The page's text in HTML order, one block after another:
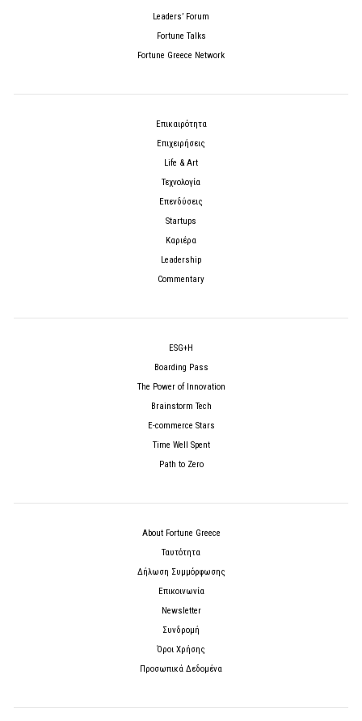
Leaders’ Forum
Fortune Talks
Fortune Greece Network
Επικαιρότητα
Επιχειρήσεις
Life & Art
Τεχνολογία
Επενδύσεις
Startups
Καριέρα
Leadership
Commentary
ESG+H
Boarding Pass
The Power of Innovation
Brainstorm Tech
E-commerce Stars
Time Well Spent
Path to Zero
About Fortune Greece
Ταυτότητα
Δήλωση Συμμόρφωσης
Επικοινωνία
Newsletter
Συνδρομή
Όροι Χρήσης
Προσωπικά Δεδομένα